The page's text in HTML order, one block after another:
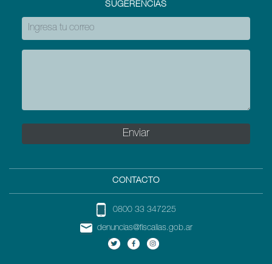
SUGERENCIAS
CONTACTO
0800 33 347225
denuncias@fiscalias.gob.ar